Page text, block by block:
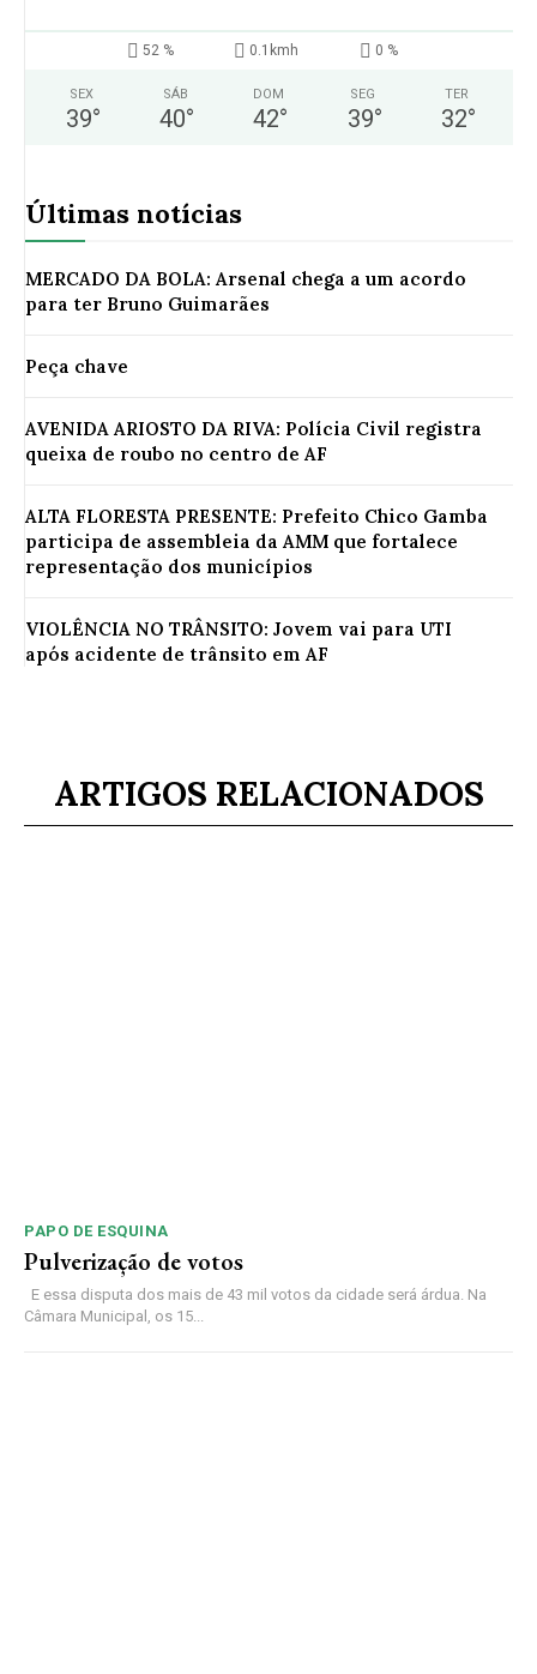
52 % 0.1kmh 0 %
SEX
39°
SÁB
40°
DOM
42°
SEG
39°
TER
32°
Últimas notícias
MERCADO DA BOLA: Arsenal chega a um acordo
para ter Bruno Guimarães
Peça chave
AVENIDA ARIOSTO DA RIVA: Polícia Civil registra
queixa de roubo no centro de AF
ALTA FLORESTA PRESENTE: Prefeito Chico Gamba
participa de assembleia da AMM que fortalece
representação dos municípios
VIOLÊNCIA NO TRÂNSITO: Jovem vai para UTI
após acidente de trânsito em AF
ARTIGOS RELACIONADOS
PAPO DE ESQUINA
Pulverização de votos
E essa disputa dos mais de 43 mil votos da cidade será árdua. Na
Câmara Municipal, os 15...